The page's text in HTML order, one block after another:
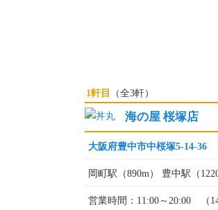
1軒目 （全3軒）
海の屋 桜塚店
大阪府豊中市中桜塚5-14-36
岡町駅（890m） 豊中駅（
営業時間：11:00～20:00 （